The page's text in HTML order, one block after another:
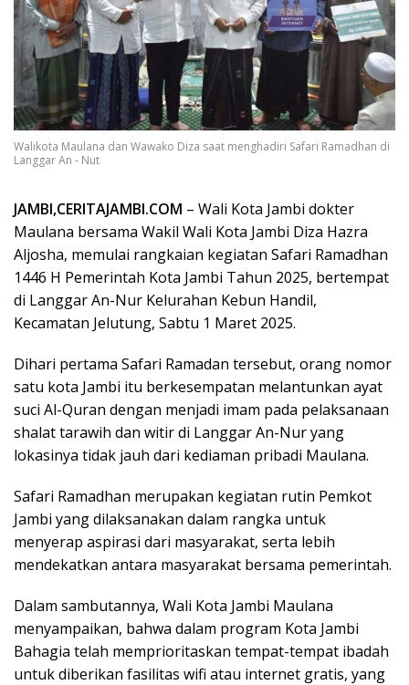
Walikota Maulana dan Wawako Diza saat menghadiri Safari Ramadhan di
Langgar An - Nut
JAMBI,CERITAJAMBI.COM – Wali Kota Jambi dokter
Maulana bersama Wakil Wali Kota Jambi Diza Hazra
Aljosha, memulai rangkaian kegiatan Safari Ramadhan
1446 H Pemerintah Kota Jambi Tahun 2025, bertempat
di Langgar An-Nur Kelurahan Kebun Handil,
Kecamatan Jelutung, Sabtu 1 Maret 2025.
Dihari pertama Safari Ramadan tersebut, orang nomor
satu kota Jambi itu berkesempatan melantunkan ayat
suci Al-Quran dengan menjadi imam pada pelaksanaan
shalat tarawih dan witir di Langgar An-Nur yang
lokasinya tidak jauh dari kediaman pribadi Maulana.
Safari Ramadhan merupakan kegiatan rutin Pemkot
Jambi yang dilaksanakan dalam rangka untuk
menyerap aspirasi dari masyarakat, serta lebih
mendekatkan antara masyarakat bersama pemerintah.
Dalam sambutannya, Wali Kota Jambi Maulana
menyampaikan, bahwa dalam program Kota Jambi
Bahagia telah memprioritaskan tempat-tempat ibadah
untuk diberikan fasilitas wifi atau internet gratis, yang